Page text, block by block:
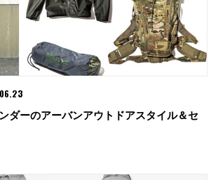
ダーのアーバンアウトドアスタイル＆セ